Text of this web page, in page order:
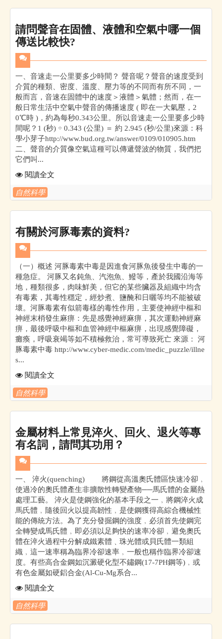
請問聲音在固體、液體和空氣中哪一個
傳送比較快?
一、音速走一公里要多少時間？ 聲音呢？聲音的速度受到
介質的種類、密度、溫度、壓力等的不同而有所不同，一
般而言，音速在固體中的速度＞液體＞氣體；然而，在一
般日常生活中空氣中聲音的傳播速度 ( 即在一大氣壓，2
0℃時 )，約為每秒0.343公里。所以音速走一公里要多少時
間呢？1 (秒) ÷ 0.343 (公里) ＝ 約 2.945 (秒/公里)來源：科
學小芽子http://www.bud.org.tw/answer/0109/010905.htm
二、聲音的介質像空氣這種可以傳遞聲波的物質，我們把
它們叫...
閱讀全文
自然科學
有關於河豚毒素的資料?
（一）概述 河豚毒素中毒是因進食河豚魚後發生中毒的一
種急症。 河豚又名鈍魚、汽泡魚、鱍等，產於我國沿海等
地，種類很多，肉味鮮美，但它的某些臟器及組織中均含
有毒素，其毒性穩定，經炒煮、鹽醃和日曬等均不能被破
壞。河豚毒素有似箭毒樣的毒性作用，主要使神經中樞和
神經末梢發生麻痹：先是感覺神經麻痹，其次運動神經麻
痹，最後呼吸中樞和血管神經中樞麻痹，出現感覺障礙，
癱瘓，呼吸衰竭等如不積極救治，常可導致死亡 來源： 河
豚毒素中毒 http://www.cyber-medic.com/medic_puzzle/illne
s...
閱讀全文
自然科學
金屬材料上常見淬火、回火、退火等專
有名詞，請問其功用？
一、 淬火(quenching) 將鋼從高溫奧氏體區快速冷卻﹐
使過冷的奧氏體產生非擴散性轉變產物──馬氏體的金屬熱
處理工藝。 淬火是使鋼強化的基本手段之一﹐將鋼淬火成
馬氏體﹐隨後回火以提高韌性﹐是使鋼獲得高綜合機械性
能的傳統方法。為了充分發掘鋼的強度﹐必須首先使鋼完
全轉變成馬氏體﹐即必須以足夠快的速率冷卻﹐避免奧氏
體在淬火過程中分解成鐵素體﹑珠光體或貝氏體一類組
織﹐這一速率稱為臨界冷卻速率﹐一般也稱作臨界冷卻速
度。有些高合金鋼如沉澱硬化型不鏽鋼(17-7PH鋼等)﹐或
有色金屬如硬鋁合金(Al-Cu-Mg系合...
閱讀全文
自然科學